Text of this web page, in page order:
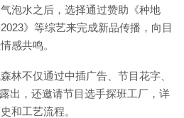
泡水之后，选择通过赞助《种地
》等综艺来完成新品传播，向目
感共鸣。
林不仅通过中插广告、节目花字、
出，还邀请节目选手探班工厂，详
和工艺流程。